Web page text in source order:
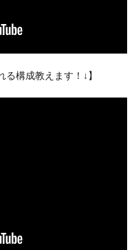
る構成教えます！↓】